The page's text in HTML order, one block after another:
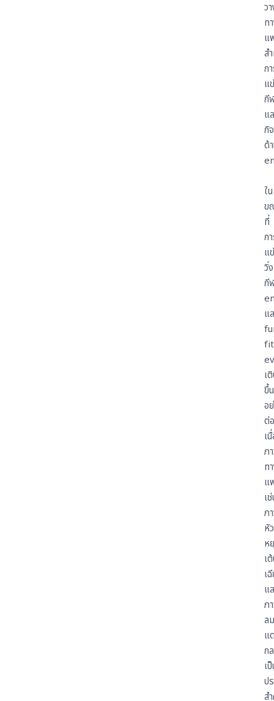
ว
ท
แ
ส
ก
แ
กี
แ
กิ
ด้
ใน
ข
ที่
ก
แ
วิ่ง
กี
แ
เ
ขึ้น
อ
ต่อ
เ
ภ
ท
แ
เ
ภ
หั
ห
เ
เ
แ
ภ
ลม
แ
ก
เ
ป
ส